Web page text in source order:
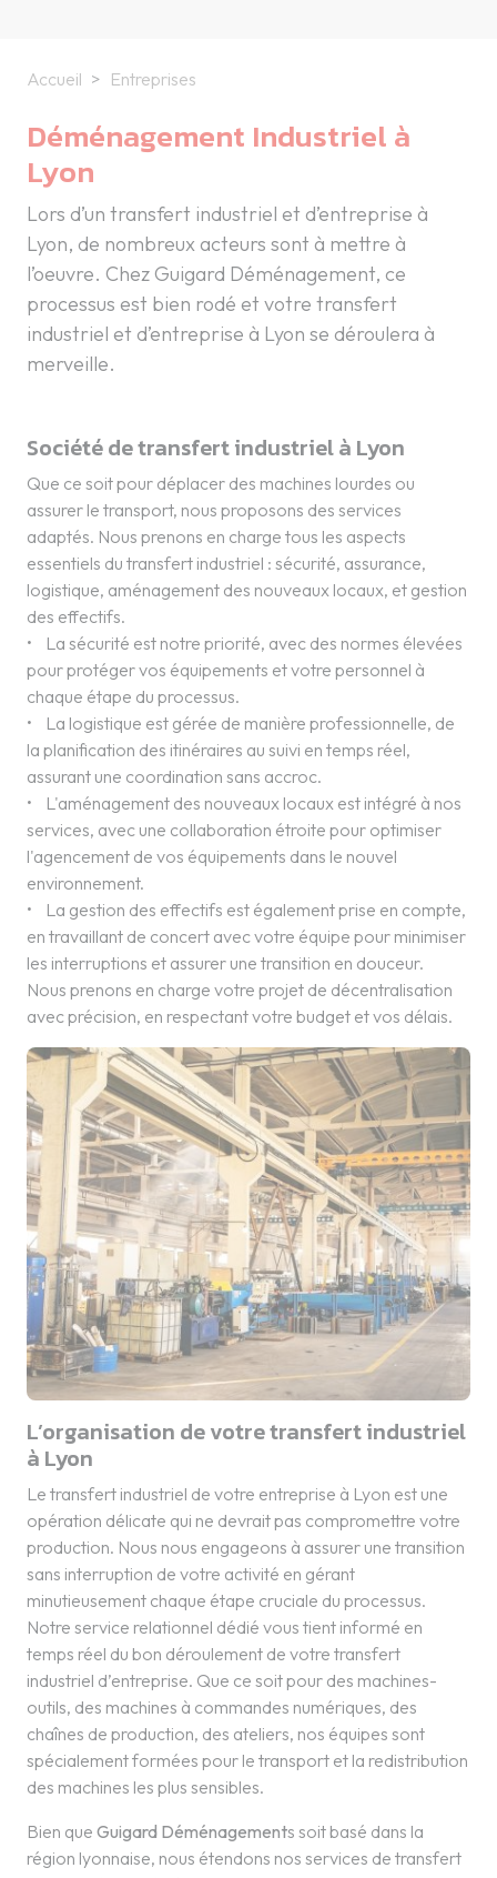
Accueil Entreprises
Déménagement Industriel à
Lyon
Lors d’un transfert industriel et d’entreprise à
Lyon, de nombreux acteurs sont à mettre à
l’oeuvre. Chez Guigard Déménagement, ce
processus est bien rodé et votre transfert
industriel et d’entreprise à Lyon se déroulera à
merveille.
Société de transfert industriel à Lyon
Que ce soit pour déplacer des machines lourdes ou
assurer le transport, nous proposons des services
adaptés. Nous prenons en charge tous les aspects
essentiels du transfert industriel : sécurité, assurance,
logistique, aménagement des nouveaux locaux, et gestion
des effectifs.
• La sécurité est notre priorité, avec des normes élevées
pour protéger vos équipements et votre personnel à
chaque étape du processus.
• La logistique est gérée de manière professionnelle, de
la planification des itinéraires au suivi en temps réel,
assurant une coordination sans accroc.
• L'aménagement des nouveaux locaux est intégré à nos
services, avec une collaboration étroite pour optimiser
l'agencement de vos équipements dans le nouvel
environnement.
• La gestion des effectifs est également prise en compte,
en travaillant de concert avec votre équipe pour minimiser
les interruptions et assurer une transition en douceur.
Nous prenons en charge votre projet de décentralisation
avec précision, en respectant votre budget et vos délais.
L’organisation de votre transfert industriel
à Lyon
Le transfert industriel de votre entreprise à Lyon est une
opération délicate qui ne devrait pas compromettre votre
production. Nous nous engageons à assurer une transition
sans interruption de votre activité en gérant
minutieusement chaque étape cruciale du processus.
Notre service relationnel dédié vous tient informé en
temps réel du bon déroulement de votre transfert
industriel d’entreprise. Que ce soit pour des machines-
outils, des machines à commandes numériques, des
chaînes de production, des ateliers, nos équipes sont
spécialement formées pour le transport et la redistribution
des machines les plus sensibles.
Bien que Guigard Déménagements soit basé dans la
région lyonnaise, nous étendons nos services de transfert